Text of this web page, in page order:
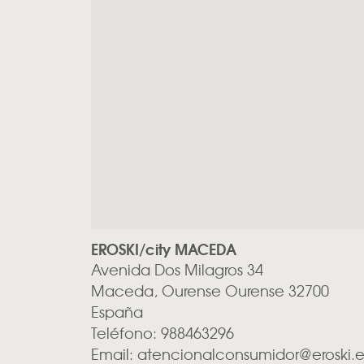
EROSKI/city MACEDA
Avenida Dos Milagros 34
Maceda, Ourense Ourense 32700
España
Teléfono: 988463296
Email: